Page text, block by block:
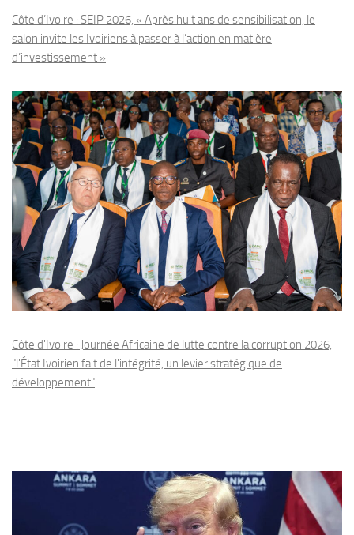
Côte d’Ivoire : SEIP 2026, « Après huit ans de sensibilisation, le
salon invite les Ivoiriens à passer à l’action en matière
d’investissement »
Côte d'Ivoire : Journée Africaine de lutte contre la corruption 2026,
"l'État Ivoirien fait de l'intégrité, un levier stratégique de
développement"